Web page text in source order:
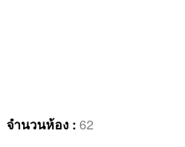
จำนวนห้อง : 62